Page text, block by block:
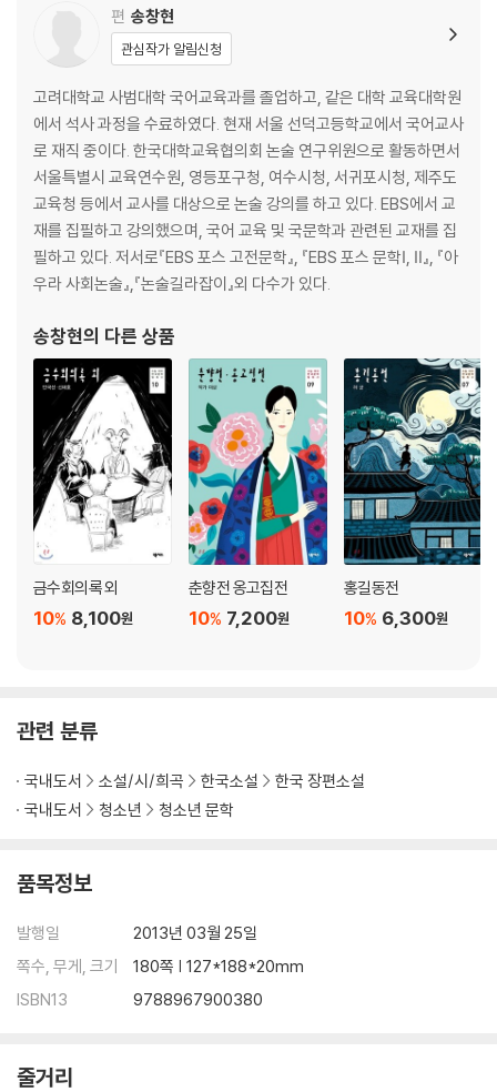
편 송창현
관심작가 알림신청
고려대학교 사범대학 국어교육과를 졸업하고, 같은 대학 교육대학원
에서 석사 과정을 수료하였다. 현재 서울 선덕고등학교에서 국어교사
로 재직 중이다. 한국대학교육협의회 논술 연구위원으로 활동하면서
서울특별시 교육연수원, 영등포구청, 여수시청, 서귀포시청, 제주도
교육청 등에서 교사를 대상으로 논술 강의를 하고 있다. EBS에서 교
재를 집필하고 강의했으며, 국어 교육 및 국문학과 관련된 교재를 집
필하고 있다. 저서로『EBS 포스 고전문학』, 『EBS 포스 문학Ⅰ, Ⅱ』, 『아
우라 사회논술』,『논술길라잡이』외 다수가 있다.
송창현의 다른 상품
금수회의록 외
8,100원
10%
춘향전 옹고집전
7,200원
10%
홍길동전
6,300원
10%
관련 분류
국내도서 소설/시/희곡 한국소설
한국 장편소설
국내도서
청소년 청소년 문학
품목정보
발행일
2013년 03월 25일
쪽수, 무게, 크기
180쪽 | 127*188*20mm
ISBN13
9788967900380
줄거리